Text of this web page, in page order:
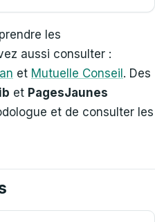
les
aussi consulter :
et Mutuelle Conseil . Des
et PagesJaunes
et de consulter les